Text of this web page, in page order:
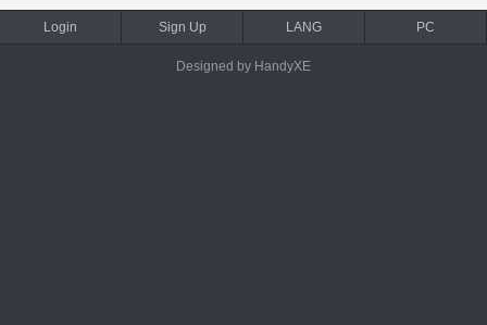
Login Sign Up LANG PC
Designed by HandyXE